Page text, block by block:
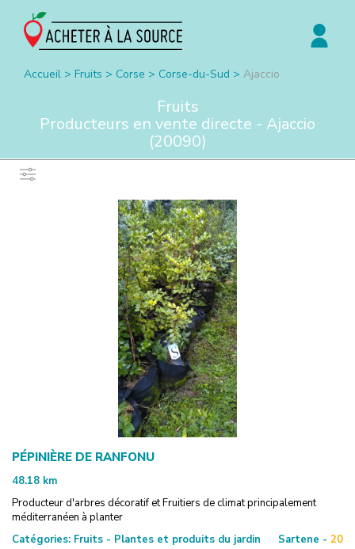
Accueil > Fruits > Corse > Corse-du-Sud > Ajaccio
Fruits
Producteurs en vente directe - Ajaccio
(20090)
PÉPINIÈRE DE RANFONU
48.18 km
Producteur d'arbres décoratif et Fruitiers de climat principalement
méditerranéen à planter
Catégories: Fruits - Plantes et produits du jardin Sartene - 20